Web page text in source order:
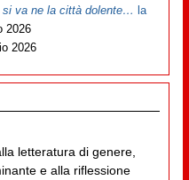
si va ne la città dolente… la
2026
2026
letteratura di genere,
e alla riflessione